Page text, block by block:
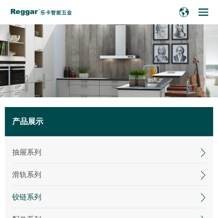
产品展示
抽屉系列
滑轨系列
铰链系列